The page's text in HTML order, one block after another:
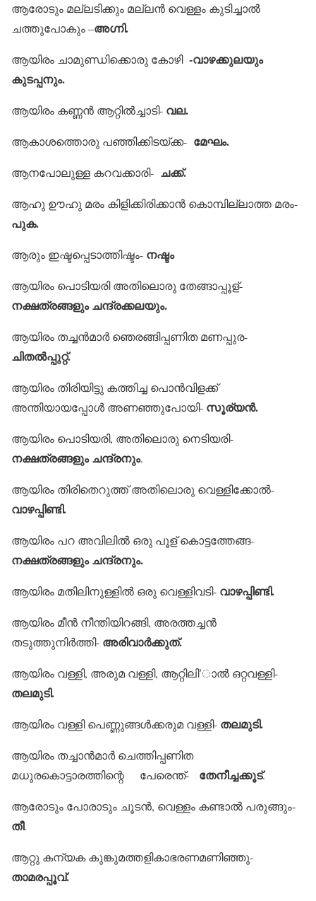
ആരോടും മല്ലടിക്കും മല്ലന്‍ വെള്ളം കുടിച്ചാല്‍
ചത്തുപോകും –അഗ്നി.
ആയിരം ചാമുണ്ഡിക്കൊരു കോഴി -വാഴക്കുലയും
കുടപ്പനും.
ആയിരം കണ്ണന്‍ ആറ്റില്‍ച്ചാടി- വല.
ആകാശത്തൊരു പഞ്ഞിക്കിടയ്ക്ക- മേഘം.
ആനപോലുള്ള കറവക്കാരി- ചക്ക്.
ആഹു ഊഹു മരം കിളിക്കിരിക്കാന്‍ കൊമ്പില്ലാത്ത മരം-
പുക.
ആരും ഇഷ്ടപ്പെടാത്തിഷ്ടം- നഷ്ടം
ആയിരം പൊടിയരി അതിലൊരു തേങ്ങാപ്പൂള്-
നക്ഷത്രങ്ങളും ചന്ദ്രക്കലയും.
ആയിരം തച്ചന്‍മാര്‍ ഞെരങ്ങിപ്പണിത മണപ്പുര-
ചിതല്‍പ്പുറ്റ്.
ആയിരം തിരിയിട്ടു കത്തിച്ച പൊന്‍വിളക്ക്
അന്തിയായപ്പോള്‍ അണഞ്ഞുപോയി- സൂര്യന്‍.
ആയിരം പൊടിയരി, അതിലൊരു നെടിയരി-
നക്ഷത്രങ്ങളും ചന്ദ്രനും.
ആയിരം തിരിതെറുത്ത് അതിലൊരു വെള്ളിക്കോല്‍-
വാഴപ്പിണ്ടി.
ആയിരം പറ അവിലില്‍ ഒരു പൂള് കൊട്ടത്തേങ്ങ-
നക്ഷത്രങ്ങളും ചന്ദ്രനും.
ആയിരം മതിലിനുള്ളില്‍ ഒരു വെള്ളിവടി- വാഴപ്പിണ്ടി.
ആയിരം മീന്‍ നീന്തിയിറങ്ങി, അരത്തച്ചന്‍
തടുത്തുനിര്‍ത്തി- അരിവാര്‍ക്കുത്.
ആയിരം വള്ളി, അരുമ വള്ളി, ആറ്റിലി’ാല്‍ ഒറ്റവള്ളി-
തലമുടി.
ആയിരം വള്ളി പെണ്ണുങ്ങള്‍ക്കരുമ വള്ളി- തലമുടി.
ആയിരം തച്ചാന്‍മാര്‍ ചെത്തിപ്പണിത
മധുരകൊട്ടാരത്തിന്റെ പേരെന്ത്- തേനീച്ചക്കൂട്.
ആരോടും പോരാടും ചൂടന്‍, വെള്ളം കണ്ടാല്‍ പരുങ്ങും-
തീ.
ആറ്റു കന്യക കുങ്കുമത്തളികാഭരണമണിഞ്ഞു-
താമരപ്പൂവ്.